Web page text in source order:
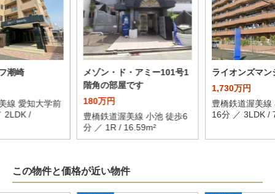
潮崎
線 愛知大学前
2LDK /
メゾン・ド・アミー101号1
階角の部屋です
180万円
豊橋鉄道渥美線 小池 徒歩6
分 ／ 1R / 16.59m²
ライオンズマン
1,730万円
豊橋鉄道渥美線
16分 ／ 3LDK /
この物件と価格が近い物件